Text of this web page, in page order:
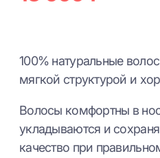
100% натуральные
мягкой структурой и
Волосы комфортны в
укладываются и
качество при